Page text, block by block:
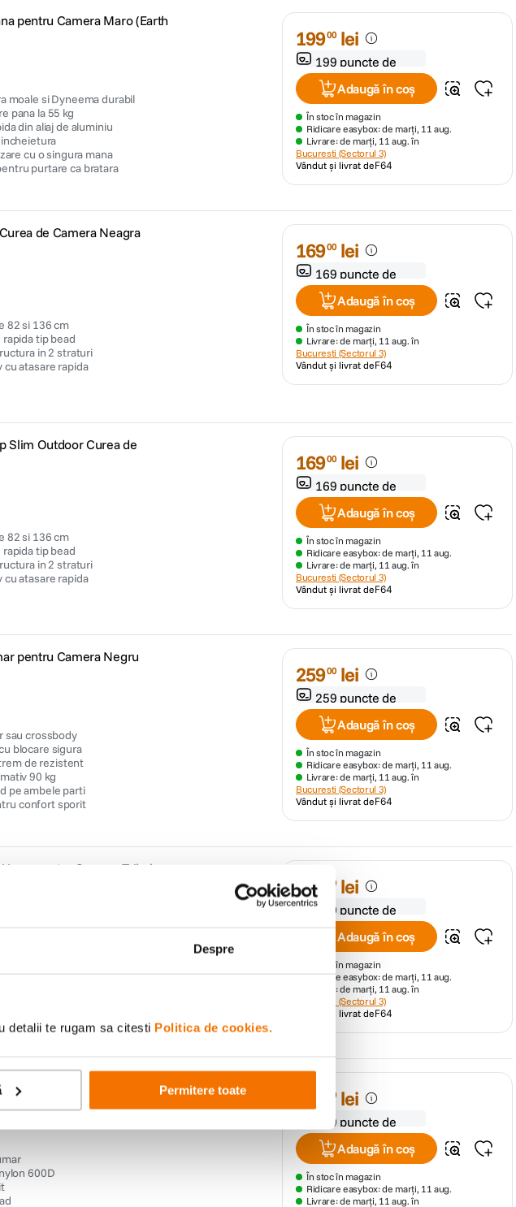
Despre
detalii te rugam sa citesti Politica de cookies.
Permitere toate
pentru Camera Maro (Earth
moale si Dyneema durabil
pana la 55 kg
din aliaj de aluminiu
cu o singura mana
purtare ca bratara
19900 lei
199 puncte de
fidelitate
Adaugă în coș
În stoc în magazin
Ridicare easybox: de marți, 11 aug.
Livrare: de marți, 11 aug. în
Bucuresti (Sectorul 3)
Vândut și livrat deF64
de Camera Neagra
82 si 136 cm
tip bead
in 2 straturi
atasare rapida
16900 lei
169 puncte de
fidelitate
Adaugă în coș
În stoc în magazin
Livrare: de marți, 11 aug. în
Bucuresti (Sectorul 3)
Vândut și livrat deF64
Slim Outdoor Curea de
82 si 136 cm
tip bead
in 2 straturi
atasare rapida
16900 lei
169 puncte de
fidelitate
Adaugă în coș
În stoc în magazin
Ridicare easybox: de marți, 11 aug.
Livrare: de marți, 11 aug. în
Bucuresti (Sectorul 3)
Vândut și livrat deF64
pentru Camera Negru
sau crossbody
blocare sigura
de rezistent
90 kg
pe ambele parti
confort sporit
25900 lei
259 puncte de
fidelitate
Adaugă în coș
În stoc în magazin
Ridicare easybox: de marți, 11 aug.
Livrare: de marți, 11 aug. în
Bucuresti (Sectorul 3)
Vândut și livrat deF64
pentru Camera Tribal
229 00 lei
229 puncte de
fidelitate
Adaugă în coș
În stoc în magazin
Ridicare easybox: de marți, 11 aug.
Livrare: de marți, 11 aug. în
Bucuresti (Sectorul 3)
Vândut și livrat deF64
pentru Camera Portocaliu
600D
00 lei
229 puncte de
fidelitate
Adaugă în coș
În stoc în magazin
Ridicare easybox: de marți, 11 aug.
Livrare: de marți, 11 aug. în